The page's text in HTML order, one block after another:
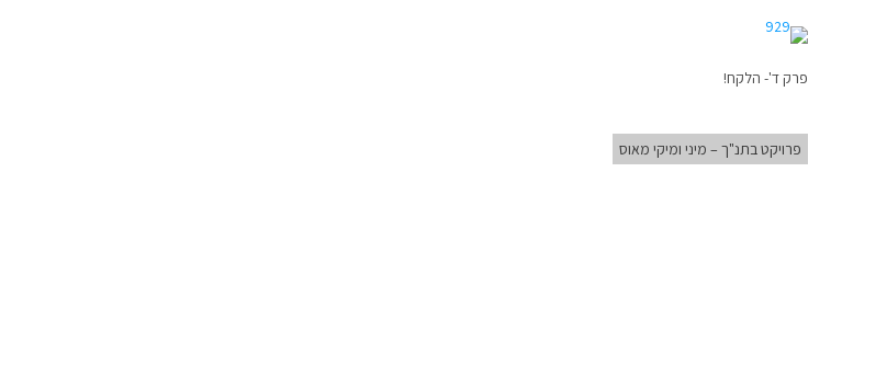
פרק ד'- הלקח!
פרויקט בתנ"ך – מיני ומיקי מאוס